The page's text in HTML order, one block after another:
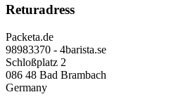
Returadress
Packeta.de
98983370 - 4barista.se
Schloßplatz 2
086 48 Bad Brambach
Germany